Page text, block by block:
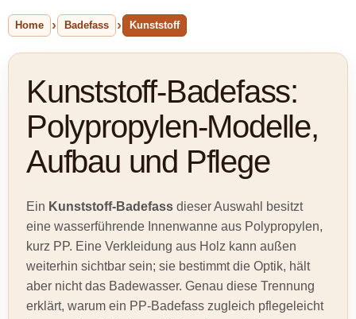
Home Badefass Kunststoff
Kunststoff-Badefass:
Polypropylen-Modelle,
Aufbau und Pflege
Ein Kunststoff-Badefass dieser Auswahl besitzt
eine wasserführende Innenwanne aus Polypropylen,
kurz PP. Eine Verkleidung aus Holz kann außen
weiterhin sichtbar sein; sie bestimmt die Optik, hält
aber nicht das Badewasser. Genau diese Trennung
erklärt, warum ein PP-Badefass zugleich pflegeleicht